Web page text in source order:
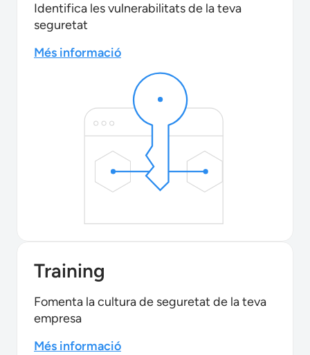
Identifica les vulnerabilitats de la teva
seguretat
Més informació
Training
Fomenta la cultura de seguretat de la teva
empresa
Més informació